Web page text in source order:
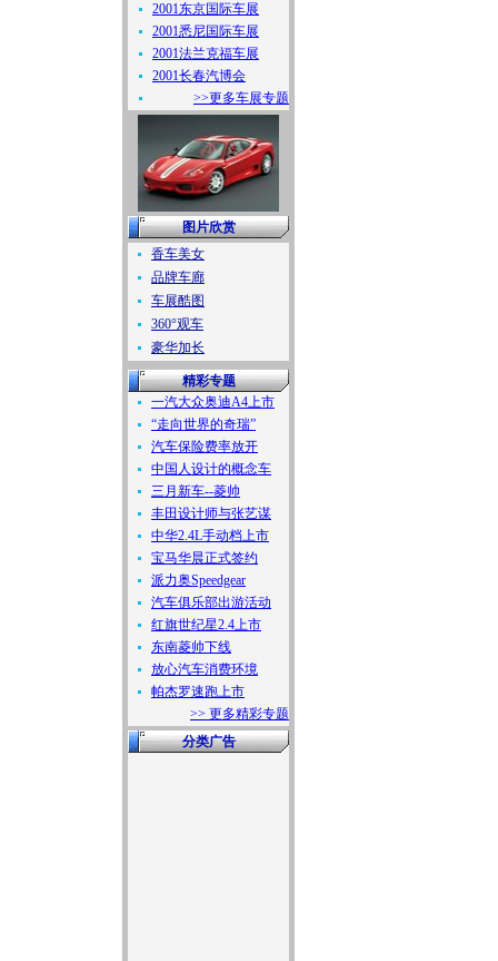
2001东京国际车展
2001悉尼国际车展
2001法兰克福车展
2001长春汽博会
>>更多车展专题
图片欣赏
香车美女
品牌车廊
车展酷图
360°观车
豪华加长
精彩专题
一汽大众奥迪A4上市
“走向世界的奇瑞”
汽车保险费率放开
中国人设计的概念车
三月新车--菱帅
丰田设计师与张艺谋
中华2.4L手动档上市
宝马华晨正式签约
派力奥Speedgear
汽车俱乐部出游活动
红旗世纪星2.4上市
东南菱帅下线
放心汽车消费环境
帕杰罗速跑上市
>> 更多精彩专题
分类广告